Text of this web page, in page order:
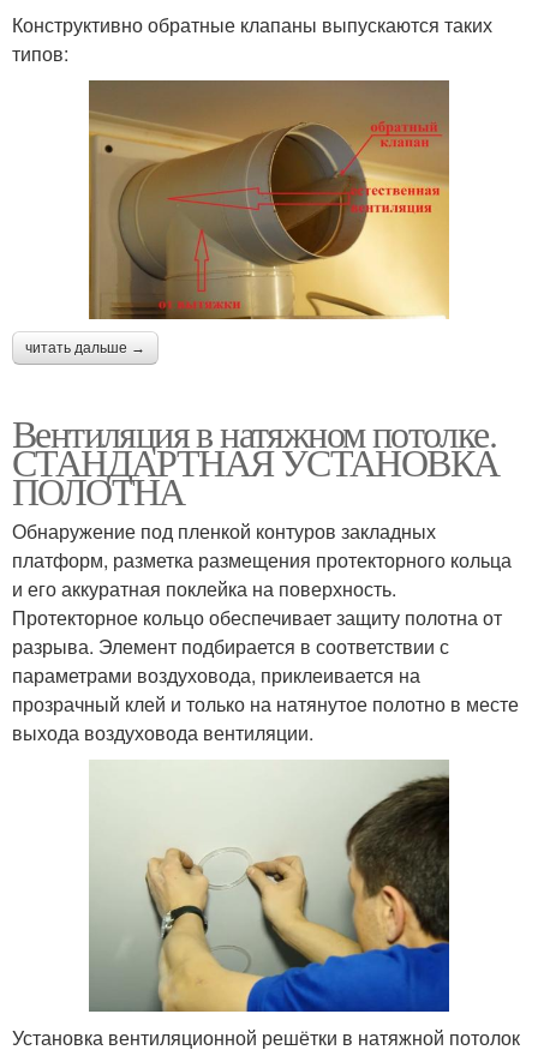
Конструктивно обратные клапаны выпускаются таких
типов:
читать дальше →
Вентиляция в натяжном потолке.
СТАНДАРТНАЯ УСТАНОВКА
ПОЛОТНА
Обнаружение под пленкой контуров закладных
платформ, разметка размещения протекторного кольца
и его аккуратная поклейка на поверхность.
Протекторное кольцо обеспечивает защиту полотна от
разрыва. Элемент подбирается в соответствии с
параметрами воздуховода, приклеивается на
прозрачный клей и только на натянутое полотно в месте
выхода воздуховода вентиляции.
Установка вентиляционной решётки в натяжной потолок